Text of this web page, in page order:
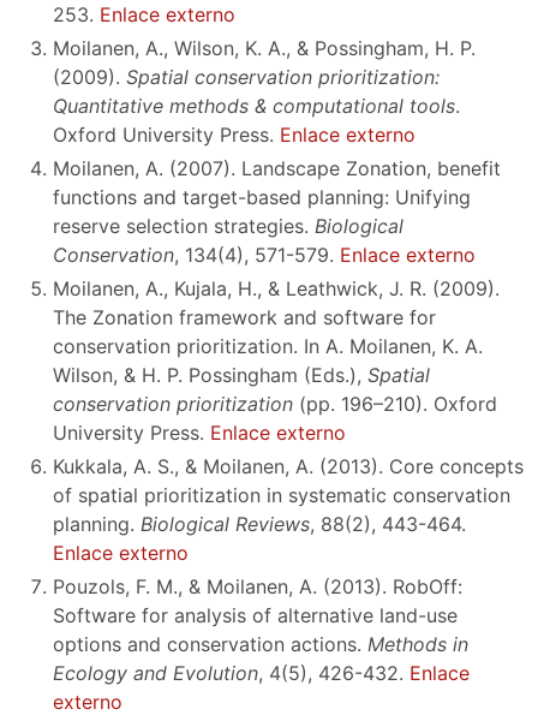
253. Enlace externo
Moilanen, A., Wilson, K. A., & Possingham, H. P.
(2009). Spatial conservation prioritization:
Quantitative methods & computational tools.
Oxford University Press. Enlace externo
Moilanen, A. (2007). Landscape Zonation, benefit
functions and target-based planning: Unifying
reserve selection strategies. Biological
Conservation, 134(4), 571-579. Enlace externo
Moilanen, A., Kujala, H., & Leathwick, J. R. (2009).
The Zonation framework and software for
conservation prioritization. In A. Moilanen, K. A.
Wilson, & H. P. Possingham (Eds.), Spatial
conservation prioritization (pp. 196–210). Oxford
University Press. Enlace externo
Kukkala, A. S., & Moilanen, A. (2013). Core concepts
of spatial prioritization in systematic conservation
planning. Biological Reviews, 88(2), 443-464.
Enlace externo
Pouzols, F. M., & Moilanen, A. (2013). RobOff:
Software for analysis of alternative land-use
options and conservation actions. Methods in
Ecology and Evolution, 4(5), 426-432. Enlace
externo